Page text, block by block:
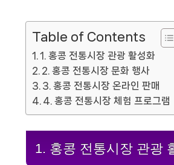
Table of Contents
1. 홍콩 전통시장 관광 활성화
2. 홍콩 전통시장 문화 행사
3. 홍콩 전통시장 온라인 판매
4. 홍콩 전통시장 체험 프로그램
1. 홍콩 전통시장 관광